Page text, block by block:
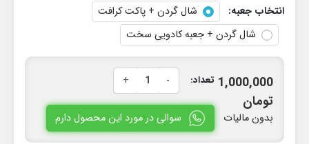
انتخاب جعبه:
شال گردن + پاکت کرافت
شال گردن + جعبه کادویی سخت
1,000,000
تومان
بدون مالیات
تعداد: -
+
سوالی در مورد این محصول دارم